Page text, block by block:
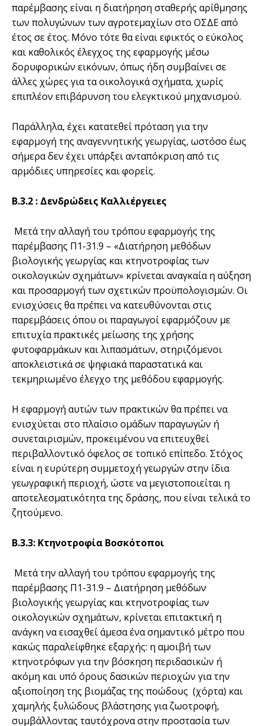
παρέμβασης είναι η διατήρηση σταθερής αρίθμησης
των πολυγώνων των αγροτεμαχίων στο ΟΣΔΕ από
έτος σε έτος. Μόνο τότε θα είναι εφικτός ο εύκολος
και καθολικός έλεγχος της εφαρμογής μέσω
δορυφορικών εικόνων, όπως ήδη συμβαίνει σε
άλλες χώρες για τα οικολογικά σχήματα, χωρίς
επιπλέον επιβάρυνση του ελεγκτικού μηχανισμού.
Παράλληλα, έχει κατατεθεί πρόταση για την
εφαρμογή της αναγεννητικής γεωργίας, ωστόσο έως
σήμερα δεν έχει υπάρξει ανταπόκριση από τις
αρμόδιες υπηρεσίες και φορείς.
Β.3.2 : Δενδρώδεις Καλλιέργειες
Μετά την αλλαγή του τρόπου εφαρμογής της
παρέμβασης Π1-31.9 – «Διατήρηση μεθόδων
βιολογικής γεωργίας και κτηνοτροφίας των
οικολογικών σχημάτων» κρίνεται αναγκαία η αύξηση
και προσαρμογή των σχετικών προϋπολογισμών. Οι
ενισχύσεις θα πρέπει να κατευθύνονται στις
παρεμβάσεις όπου οι παραγωγοί εφαρμόζουν με
επιτυχία πρακτικές μείωσης της χρήσης
φυτοφαρμάκων και λιπασμάτων, στηριζόμενοι
αποκλειστικά σε ψηφιακά παραστατικά και
τεκμηριωμένο έλεγχο της μεθόδου εφαρμογής.
Η εφαρμογή αυτών των πρακτικών θα πρέπει να
ενισχύεται στο πλαίσιο ομάδων παραγωγών ή
συνεταιρισμών, προκειμένου να επιτευχθεί
περιβαλλοντικό όφελος σε τοπικό επίπεδο. Στόχος
είναι η ευρύτερη συμμετοχή γεωργών στην ίδια
γεωγραφική περιοχή, ώστε να μεγιστοποιείται η
αποτελεσματικότητα της δράσης, που είναι τελικά το
ζητούμενο.
Β.3.3: Κτηνοτροφία Βοσκότοποι
Μετά την αλλαγή του τρόπου εφαρμογής της
παρέμβασης Π1-31.9 – Διατήρηση μεθόδων
βιολογικής γεωργίας και κτηνοτροφίας των
οικολογικών σχημάτων, κρίνεται επιτακτική η
ανάγκη να εισαχθεί άμεσα ένα σημαντικό μέτρο που
κακώς παραλείφθηκε εξαρχής: η αμοιβή των
κτηνοτρόφων για την βόσκηση περιδασικών ή
ακόμη και υπό όρους δασικών περιοχών για την
αξιοποίηση της βιομάζας της ποώδους (χόρτα) και
χαμηλής ξυλώδους βλάστησης για ζωοτροφή,
συμβάλλοντας ταυτόχρονα στην προστασία των